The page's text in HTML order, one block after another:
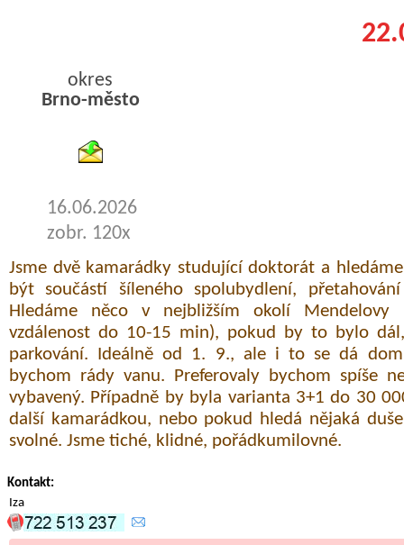
okres
Brno-město
16.06.2026
zobr. 120x
Jsme dvě kamarádky studující doktorát a
být součástí šíleného spolubydlení,
Hledáme něco v nejbližším okolí Mendelovy
vzdálenost do 10-15 min), pokud by to bylo
parkování. Ideálně od 1. 9., ale i to se dá
bychom rády vanu. Preferovaly bychom spíše
vybavený. Případně by byla varianta 3+1 do 30
další kamarádkou, nebo pokud hledá nějaká
svolné. Jsme tiché, klidné, pořádkumilovné.
Kontakt:
Iza